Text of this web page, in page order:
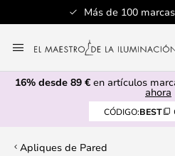
Más de 100
al
contenido
16% desde 89 € en artículos
ahora
CÓDIGO:BEST
Apliques de Pared